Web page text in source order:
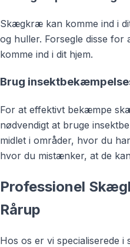
Skægkræ kan komme ind i
og huller. Forsegle disse
komme ind i dit hjem.
Brug
For at effektivt bekæmpe
nødvendigt at bruge
midlet i områder, hvor du
hvor du mistænker, at de
Professionel
Rårup
Hos os er vi specialiserede